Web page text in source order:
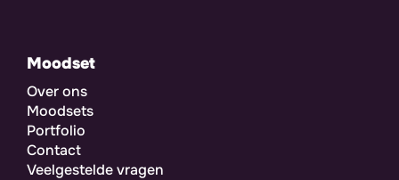
Moodset
Over ons
Moodsets
Portfolio
Contact
Veelgestelde vragen